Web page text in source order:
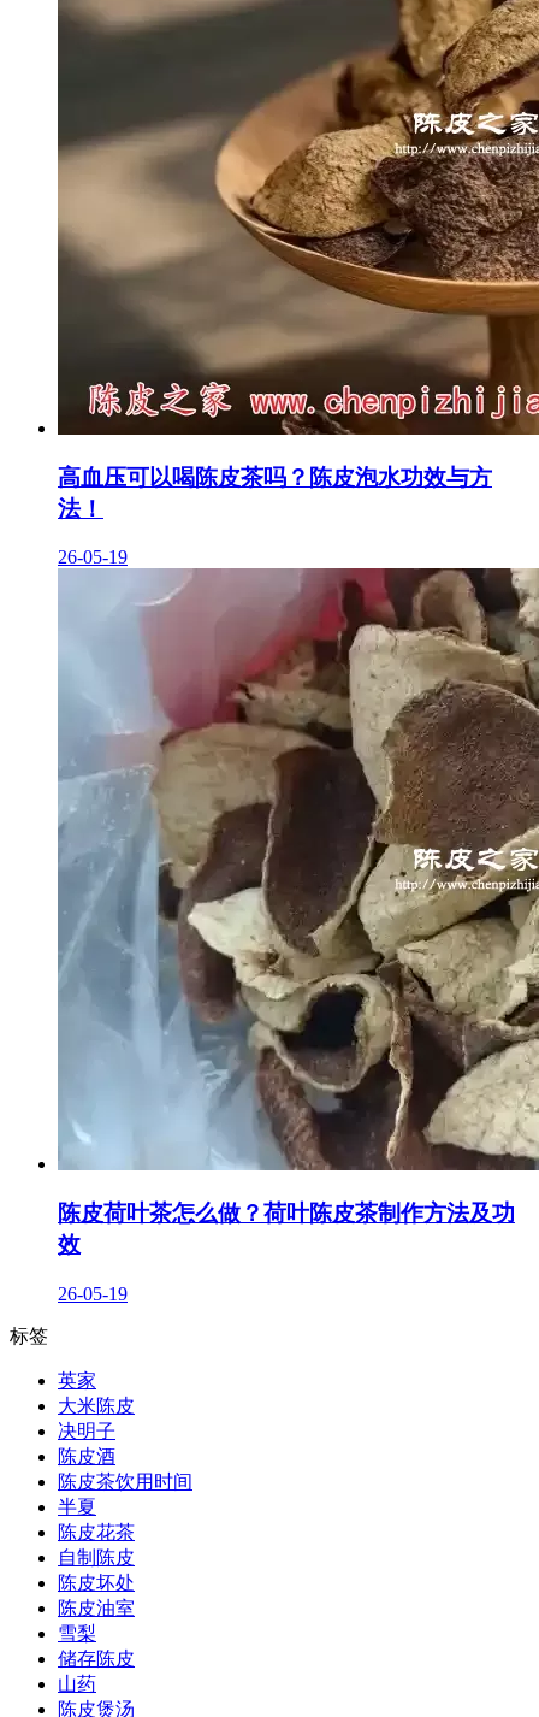
高血压可以喝陈皮茶吗？陈皮泡水功效与方
法！
26-05-19
陈皮荷叶茶怎么做？荷叶陈皮茶制作方法及功
效
26-05-19
标签
英家
大米陈皮
决明子
陈皮酒
陈皮茶饮用时间
半夏
陈皮花茶
自制陈皮
陈皮坏处
陈皮油室
雪梨
储存陈皮
山药
陈皮煲汤